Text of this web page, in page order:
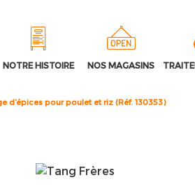
NOTRE HISTOIRE NOS MAGASINS
d’épices pour poulet et riz (Réf. 130353)